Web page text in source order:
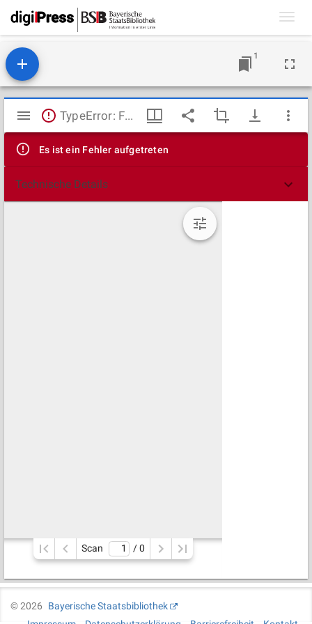
1
Mirador
Viewer
TypeError: Failed to fetch
Es ist ein Fehler aufgetreten
Technische Details
Scan / 0
©2026
Bayerische Staatsbibliothek